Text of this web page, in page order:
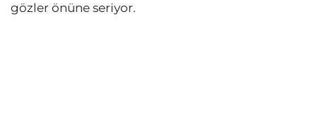
gözler önüne seriyor.